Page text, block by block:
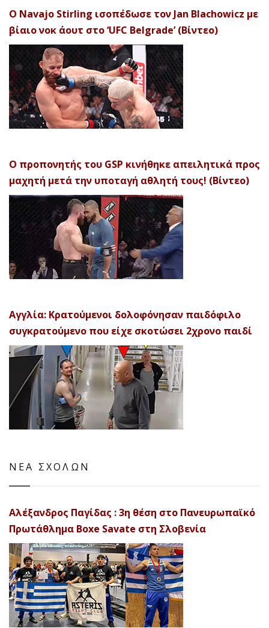
Ο Navajo Stirling ισοπέδωσε τον Jan Blachowicz με
βίαιο νοκ άουτ στο ‘UFC Belgrade’ (Βίντεο)
Ο προπονητής του GSP κινήθηκε απειλητικά προς
μαχητή μετά την υποταγή αθλητή τους! (Βίντεο)
Αγγλία: Κρατούμενοι δολοφόνησαν παιδόφιλο
συγκρατούμενο που είχε σκοτώσει 2χρονο παιδί
ΝΕΑ ΣΧΟΛΩΝ
Αλέξανδρος Παγίδας : 3η θέση στο Πανευρωπαϊκό
Πρωτάθλημα Boxe Savate στη Σλοβενία